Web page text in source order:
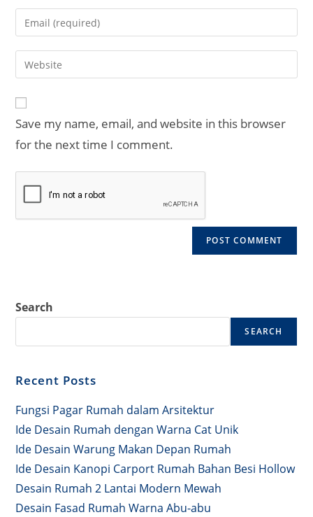
name
comment
Enter
your
email
address
Enter
your
URL
(optional)
Save my name, email, and website in this browser
for the next time I comment.
Search
SEARCH
Recent Posts
Fungsi Pagar Rumah dalam Arsitektur
Ide Desain Rumah dengan Warna Cat Unik
Ide Desain Warung Makan Depan Rumah
Ide Desain Kanopi Carport Rumah Bahan Besi Hollow
Desain Rumah 2 Lantai Modern Mewah
Desain Fasad Rumah Warna Abu-abu